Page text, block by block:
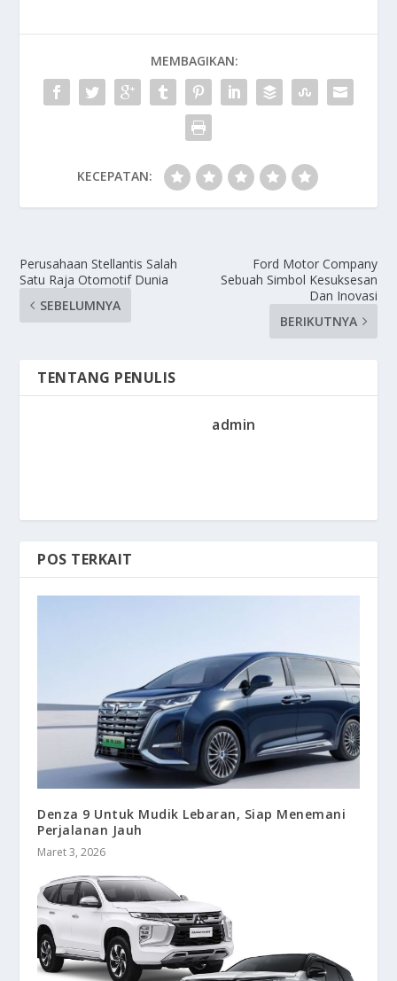
MEMBAGIKAN:
KECEPATAN:
Perusahaan Stellantis Salah
Satu Raja Otomotif Dunia
SEBELUMNYA
Ford Motor Company
Sebuah Simbol Kesuksesan
Dan Inovasi
BERIKUTNYA
TENTANG PENULIS
admin
POS TERKAIT
Denza 9 Untuk Mudik Lebaran, Siap Menemani
Perjalanan Jauh
Maret 3, 2026